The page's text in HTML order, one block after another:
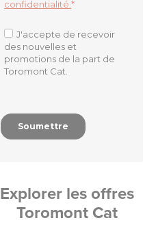
Explorer les offres
Toromont Cat